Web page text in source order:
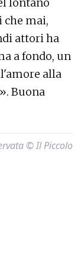
che mai,
attori ha
a fondo, un
alla
Buona
© Il Piccolo